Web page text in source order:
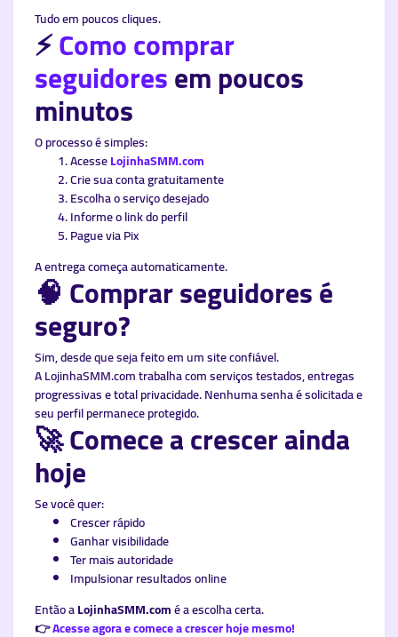
Tudo em poucos cliques.
⚡Como comprar
seguidoresem poucos
minutos
O processo é simples:
AcesseLojinhaSMM.com
Crie sua conta gratuitamente
Escolha o serviço desejado
Informe o link do perfil
Pague via Pix
A entrega começa automaticamente.
🧠 Comprar seguidores é
seguro?
Sim, desde que seja feito em um site confiável.
A LojinhaSMM.com trabalha com serviços testados, entregas
progressivas e total privacidade. Nenhuma senha é solicitada e
seu perfil permanece protegido.
🚀 Comece a crescer ainda
hoje
Se você quer:
Crescer rápido
Ganhar visibilidade
Ter mais autoridade
Impulsionar resultados online
Então aLojinhaSMM.comé a escolha certa.
👉Acesse agora e comece a crescer hoje mesmo!